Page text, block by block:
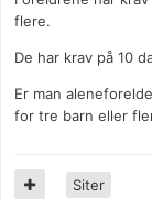
flere.
De har krav på 10
Er man
for tre barn eller
Siter